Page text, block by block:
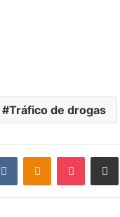
Tráfico de drogas